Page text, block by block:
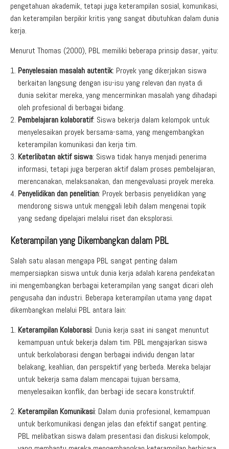
pengetahuan akademik, tetapi juga keterampilan sosial, komunikasi,
dan keterampilan berpikir kritis yang sangat dibutuhkan dalam dunia
kerja.
Menurut Thomas (2000), PBL memiliki beberapa prinsip dasar, yaitu:
Penyelesaian masalah autentik: Proyek yang dikerjakan siswa
berkaitan langsung dengan isu-isu yang relevan dan nyata di
dunia sekitar mereka, yang mencerminkan masalah yang dihadapi
oleh profesional di berbagai bidang.
Pembelajaran kolaboratif: Siswa bekerja dalam kelompok untuk
menyelesaikan proyek bersama-sama, yang mengembangkan
keterampilan komunikasi dan kerja tim.
Keterlibatan aktif siswa: Siswa tidak hanya menjadi penerima
informasi, tetapi juga berperan aktif dalam proses pembelajaran,
merencanakan, melaksanakan, dan mengevaluasi proyek mereka.
Penyelidikan dan penelitian: Proyek berbasis penyelidikan yang
mendorong siswa untuk menggali lebih dalam mengenai topik
yang sedang dipelajari melalui riset dan eksplorasi.
Keterampilan yang Dikembangkan dalam PBL
Salah satu alasan mengapa PBL sangat penting dalam
mempersiapkan siswa untuk dunia kerja adalah karena pendekatan
ini mengembangkan berbagai keterampilan yang sangat dicari oleh
pengusaha dan industri. Beberapa keterampilan utama yang dapat
dikembangkan melalui PBL antara lain:
Keterampilan Kolaborasi: Dunia kerja saat ini sangat menuntut
kemampuan untuk bekerja dalam tim. PBL mengajarkan siswa
untuk berkolaborasi dengan berbagai individu dengan latar
belakang, keahlian, dan perspektif yang berbeda. Mereka belajar
untuk bekerja sama dalam mencapai tujuan bersama,
menyelesaikan konflik, dan berbagi ide secara konstruktif.
Keterampilan Komunikasi: Dalam dunia profesional, kemampuan
untuk berkomunikasi dengan jelas dan efektif sangat penting.
PBL melibatkan siswa dalam presentasi dan diskusi kelompok,